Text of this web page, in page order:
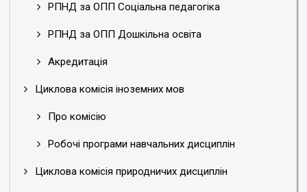
РПНД за ОПП Соціальна педагогіка
РПНД за ОПП Дошкільна освіта
Акредитація
Циклова комісія іноземних мов
Про комісію
Робочі програми навчальних дисциплін
Циклова комісія природничих дисциплін